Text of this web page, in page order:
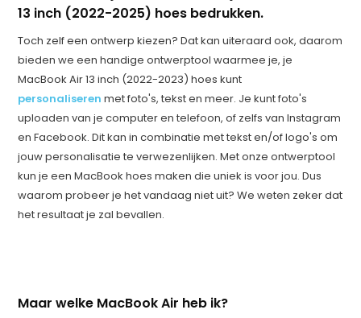
13 inch (2022-2025) hoes bedrukken.
Toch zelf een ontwerp kiezen? Dat kan uiteraard ook, daarom
bieden we een handige ontwerptool waarmee je, je
MacBook Air 13 inch (2022-2023) hoes kunt
personaliseren met foto's, tekst en meer. Je kunt foto's
uploaden van je computer en telefoon, of zelfs van Instagram
en Facebook. Dit kan in combinatie met tekst en/of logo's om
jouw personalisatie te verwezenlijken. Met onze ontwerptool
kun je een MacBook hoes maken die uniek is voor jou. Dus
waarom probeer je het vandaag niet uit? We weten zeker dat
het resultaat je zal bevallen.
Maar welke MacBook Air heb ik?